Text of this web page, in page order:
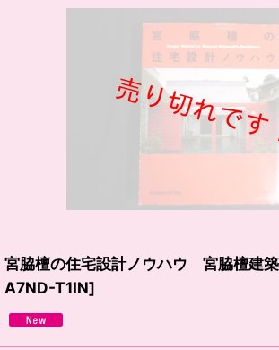
宮脇檀の住宅設計ノウハウ 宮脇檀建
A7ND-T1IN]